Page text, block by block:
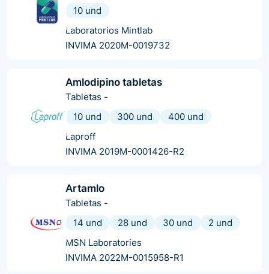
10 und
Laboratorios Mintlab
INVIMA 2020M-0019732
Amlodipino tabletas
Tabletas -
10 und
300 und
400 und
Laproff
INVIMA 2019M-0001426-R2
Artamlo
Tabletas -
14 und
28 und 30 und
2 und
MSN Laboratories
INVIMA 2022M-0015958-R1